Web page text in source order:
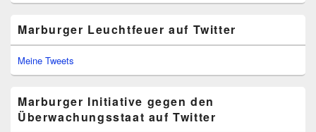
Marburger Leuchtfeuer auf Twitter
Meine Tweets
Marburger Initiative gegen den
Überwachungsstaat auf Twitter